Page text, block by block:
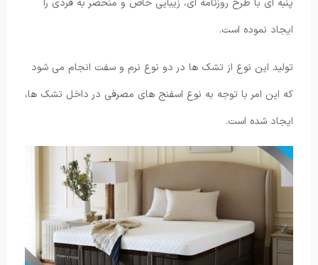
پنبه ای با طرح روزنامه ای، زیبایی خاص و منحصر به فردی را
ایجاد نموده است.
تولید این نوع از تشک ها در دو نوع نرم و سفت انجام می شود
که این امر با توجه به نوع اسفنج های مصرفی در داخل تشک ها،
ایجاد شده است.